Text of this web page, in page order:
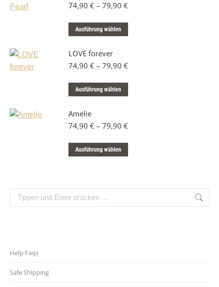
können
mehrere
können
74,90 € – 79,90 €
Ausführung wählen
mehrere
können
werden
LOVE forever
74,90 € – 79,90 €
Ausführung wählen
mehrere
Amelie
74,90 € – 79,90 €
Ausführung wählen
auf.
Search:
Help Faqs
Safe Shipping